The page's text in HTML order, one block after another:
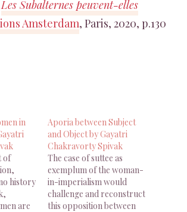
Les Subalternes peuvent-elles
Amsterdam, Paris, 2020, p.130
in
of
history
are
Aporia between Subject
and Object by Gayatri
Chakravorty Spivak
The case of suttee as
exemplum of the woman-
in-imperialism would
challenge and reconstruct
this opposition between